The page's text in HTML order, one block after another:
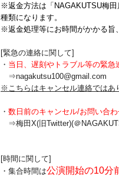
※返金方法は「NAGAKUTSU梅
種類になります。
※返金処理等にお時間がかかる旨
[緊急の連絡に関して]
・ 当日、遅刻やトラブル等の緊急
⇒nagakutsu100@gmail.com
※こちらはキャンセル連絡ではあ
・ 数日前のキャンセル/お問い合
⇒梅田X(旧Twitter)(＠
[時間に関して]
・集合時間は公演開始の10分